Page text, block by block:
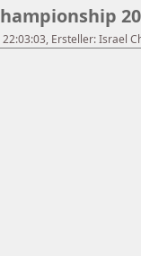
Ersteller: Israel